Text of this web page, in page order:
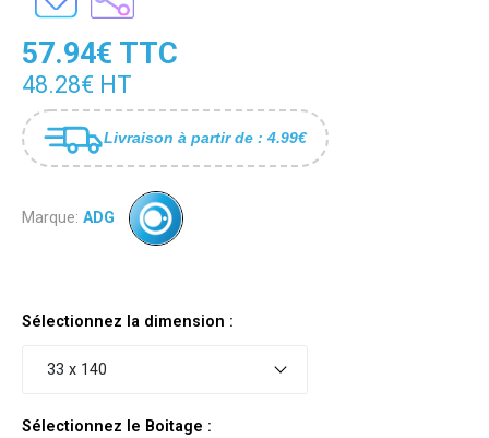
57.94€ TTC
48.28€ HT
Livraison à partir de : 4.99€
Marque: ADG
Sélectionnez la dimension :
33 x 140
Sélectionnez le Boitage :